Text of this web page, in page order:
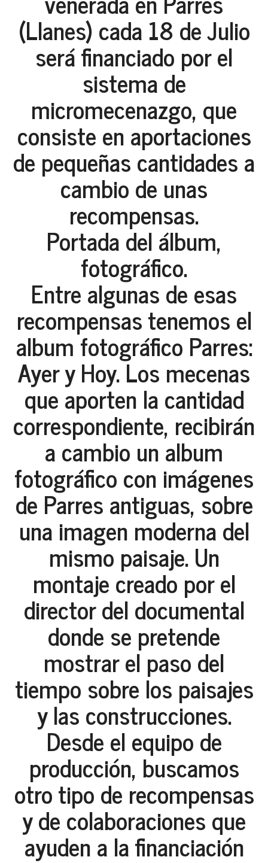
(Llanes) cada 18 de Julio
será financiado por el
sistema de
micromecenazgo, que
consiste en aportaciones
de pequeñas cantidades a
cambio de unas
recompensas.
Portada del álbum,
fotográfico.
Entre algunas de esas
recompensas tenemos el
album fotográfico Parres:
Ayer y Hoy. Los mecenas
que aporten la cantidad
correspondiente, recibirán
a cambio un album
fotográfico con imágenes
de Parres antiguas, sobre
una imagen moderna del
mismo paisaje. Un
montaje creado por el
director del documental
donde se pretende
mostrar el paso del
tiempo sobre los paisajes
y las construcciones.
Desde el equipo de
producción, buscamos
otro tipo de recompensas
y de colaboraciones que
ayuden a la financiación